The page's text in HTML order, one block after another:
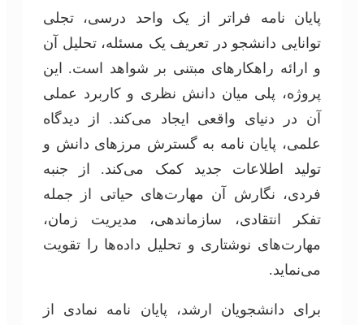
پایان نامه فراتر از یک واحد درسی، تجلی
توانایی دانشجو در تعریف یک مسئله، تحلیل آن
و ارائه راهکارهای مبتنی بر شواهد است. این
پروژه، پلی میان دانش نظری و کاربرد عملی
آن در دنیای واقعی ایجاد می‌کند. از دیدگاه
علمی، پایان نامه به گسترش مرزهای دانش و
تولید اطلاعات جدید کمک می‌کند. از جنبه
فردی، نگارش آن مهارت‌های حیاتی از جمله
تفکر انتقادی، سازماندهی، مدیریت زمان،
مهارت‌های نوشتاری و تحلیل داده‌ها را تقویت
می‌نماید.
برای دانشجویان ارشد، پایان نامه نمادی از